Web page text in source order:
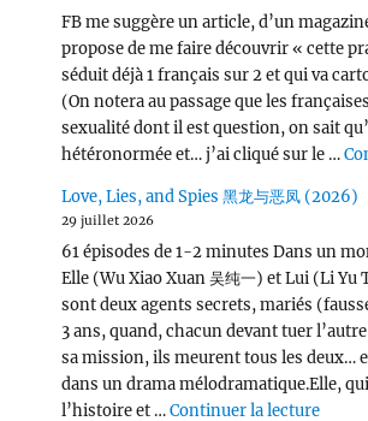
FB me suggère un article, d’un
propose de me faire découvrir « cette
séduit déjà 1 français sur 2 et qui va
(On notera au passage que les
sexualité dont il est question, on sait
hétéronormée et… j’ai cliqué sur le …
Love, Lies, and Spies 黑龙与恶凤 (2026)
29 juillet 2026
61 épisodes de 1-2 minutes Dans un
Elle (Wu Xiao Xuan 吴纯一) et Lui (Li Yu
sont deux agents secrets, mariés
3 ans, quand, chacun devant tuer
sa mission, ils meurent tous les deux…
dans un drama mélodramatique.Elle,
l’histoire et …Continuer la lecturede «